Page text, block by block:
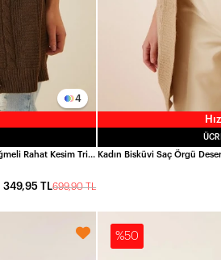
4
Kadın Kahverengi Saç Örgü Desen Uzun Düğmeli Rahat Kesim Triko Hırka HZL23W-BD1100691
699,90 TL
349,95 TL
%50